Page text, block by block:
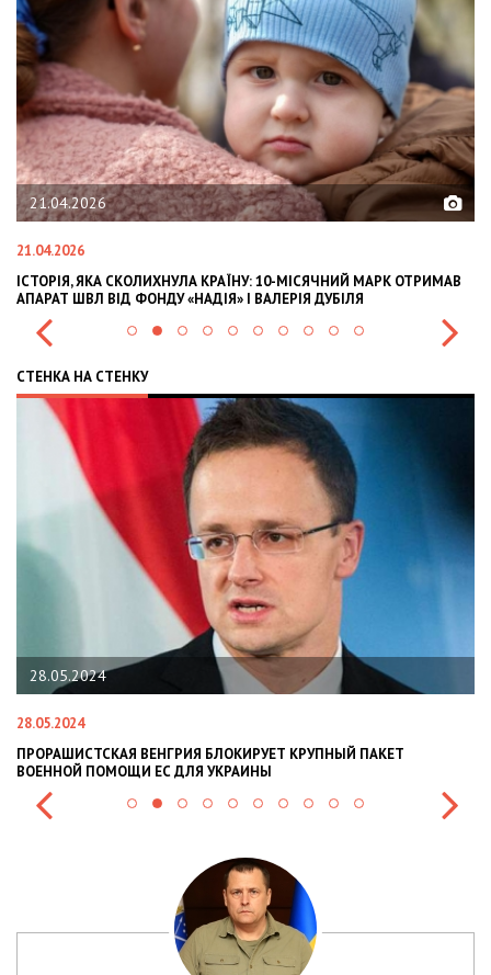
21.04.2026
21.04.2026
ІСТОРІЯ, ЯКА СКОЛИХНУЛА КРАЇНУ: 10-МІСЯЧНИЙ МАРК ОТРИМАВ
АПАРАТ ШВЛ ВІД ФОНДУ «НАДІЯ» І ВАЛЕРІЯ ДУБІЛЯ
СТЕНКА НА СТЕНКУ
28.05.2024
28.05.2024
ПРОРАШИСТСКАЯ ВЕНГРИЯ БЛОКИРУЕТ КРУПНЫЙ ПАКЕТ
ВОЕННОЙ ПОМОЩИ ЕС ДЛЯ УКРАИНЫ